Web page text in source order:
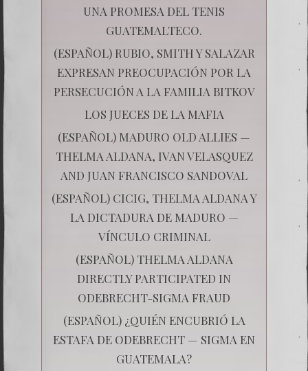
UNA PROMESA DEL TENIS
GUATEMALTECO.
(ESPAÑOL) RUBIO, SMITH Y SALAZAR
EXPRESAN PREOCUPACIÓN POR LA
PERSECUCIÓN A LA FAMILIA BITKOV
LOS JUECES DE LA MAFIA
(ESPAÑOL) MADURO OLD ALLIES —
THELMA ALDANA, IVAN VELASQUEZ
AND JUAN FRANCISCO SANDOVAL
(ESPAÑOL) CICIG, THELMA ALDANA Y
LA DICTADURA DE MADURO —
VÍNCULO CRIMINAL
(ESPAÑOL) THELMA ALDANA
DIRECTLY PARTICIPATED IN
ODEBRECHT-SIGMA FRAUD
(ESPAÑOL) ¿QUIÉN ENCUBRIÓ LA
ESTAFA DE ODEBRECHT — SIGMA EN
GUATEMALA?